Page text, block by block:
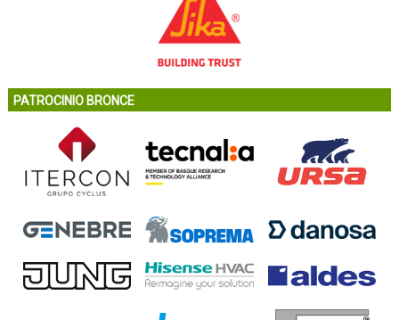
PATROCINIO BRONCE